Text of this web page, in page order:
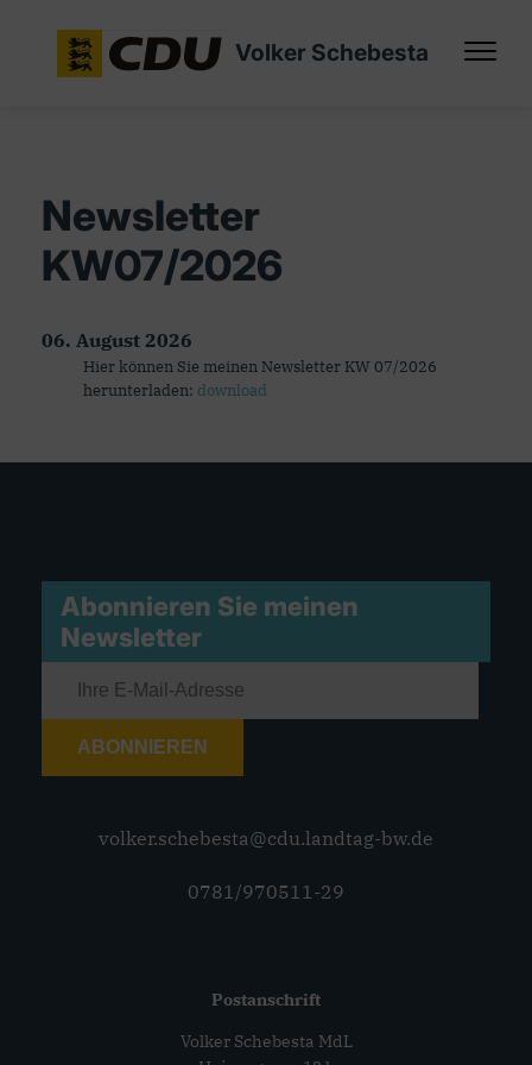
Volker Schebesta
Newsletter
KW07/2026
06. August 2026
Hier können Sie meinen Newsletter KW 07/2026
herunterladen: download
Abonnieren Sie meinen
Newsletter
ABONNIEREN
volker.schebesta@cdu.landtag-bw.de
0781/970511-29
Postanschrift
Volker Schebesta MdL